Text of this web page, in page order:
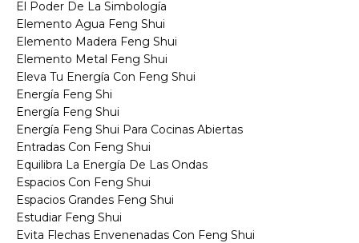
El Poder De La Simbología
Elemento Agua Feng Shui
Elemento Madera Feng Shui
Elemento Metal Feng Shui
Eleva Tu Energía Con Feng Shui
Energía Feng Shi
Energía Feng Shui
Energía Feng Shui Para Cocinas Abiertas
Entradas Con Feng Shui
Equilibra La Energía De Las Ondas
Espacios Con Feng Shui
Espacios Grandes Feng Shui
Estudiar Feng Shui
Evita Flechas Envenenadas Con Feng Shui